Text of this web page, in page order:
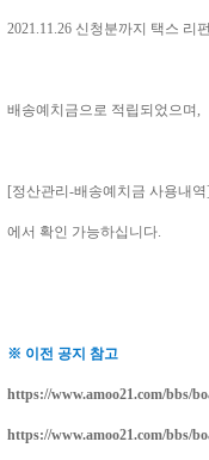
2021.11.26 신청분까지 택스 리
배송예치금으로 적립되었으며,
[정산관리-배송예치금 사용내
에서 확인 가능하십니다.
※ 이전 공지 참고
https://www.amoo21.com/bbs/
https://www.amoo21.com/bbs/